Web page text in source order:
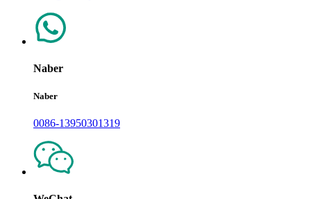
Naber
Naber
0086-13950301319